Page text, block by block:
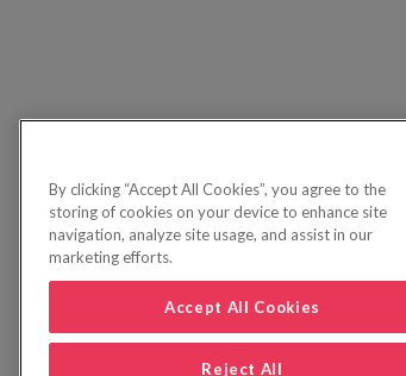
Politique de confidentialité FAQ
By clicking “Accept All Cookies”, you agree to the
storing of cookies on your device to enhance site
navigation, analyze site usage, and assist in our
marketing efforts.
Accept All Cookies
Reject All